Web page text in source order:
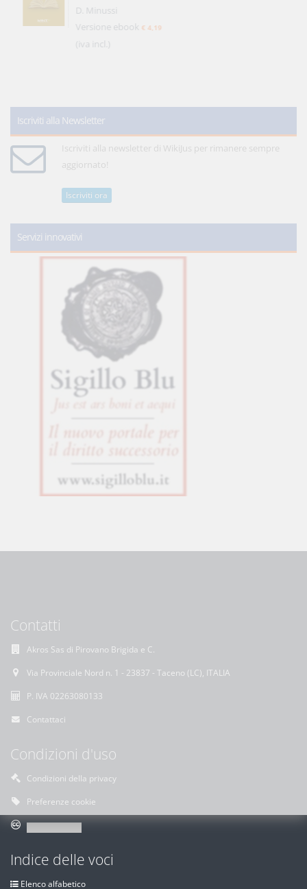
D. Minussi
Versione ebook € 4,19
(iva incl.)
Iscriviti alla Newsletter
Iscriviti alla newsletter di WikiJus per rimanere sempre
aggiornato!
Iscriviti ora
Servizi innovativi
Contatti
Akros Sas di Pirovano Brigida e C.
Via Provinciale Nord n. 1 - 23837 - Taceno (LC), ITALIA
P. IVA 02263080133
Contattaci
Condizioni d'uso
Condizioni della privacy
Preferenze cookie
Indice delle voci
Elenco alfabetico